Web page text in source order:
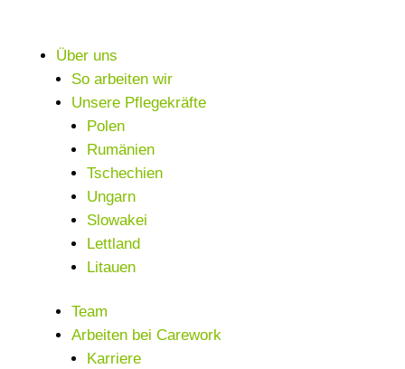
Über uns
So arbeiten wir
Unsere Pflegekräfte
Polen
Rumänien
Tschechien
Ungarn
Slowakei
Lettland
Litauen
Team
Arbeiten bei Carework
Karriere